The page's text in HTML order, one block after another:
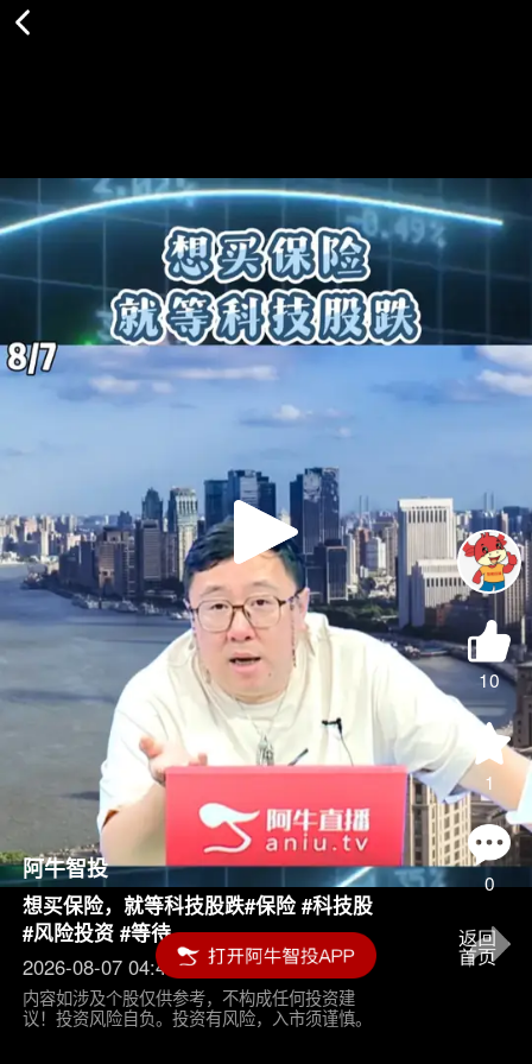
Play
Video
10
1
0
阿牛智投
想买保险，就等科技股跌#保险 #科技股
#风险投资 #等待
2026-08-07 04:45
内容如涉及个股仅供参考，不构成任何投资建
议！投资风险自负。投资有风险，入市须谨慎。